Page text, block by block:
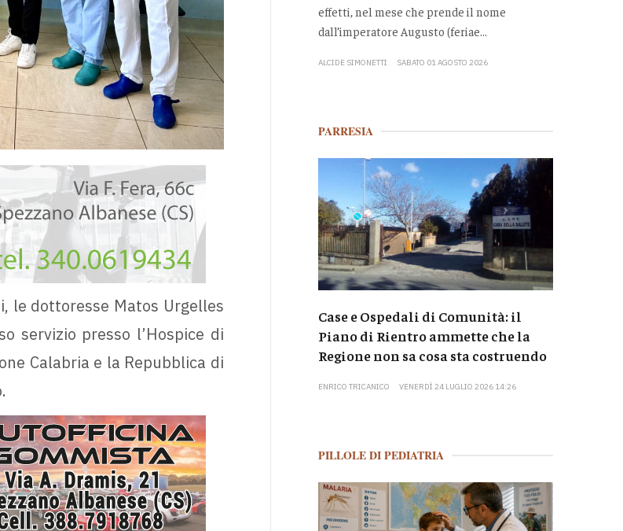
le dottoresse Matos Urgelles
servizio presso l’Hospice di
Calabria e la Repubblica di
effetti, nel mese che prende il nome
dall’imperatore Augusto (feriae...
ALCIDE SIMONETTI SABATO 01 AGOSTO 2026
PARRESIA
Case e Ospedali di Comunità: il
Piano di Rientro ammette che la
Regione non sa cosa sta costruendo
ENRICO TRICANICO VENERDÌ 24 LUGLIO 2026 14:26
PILLOLE DI PEDIATRIA